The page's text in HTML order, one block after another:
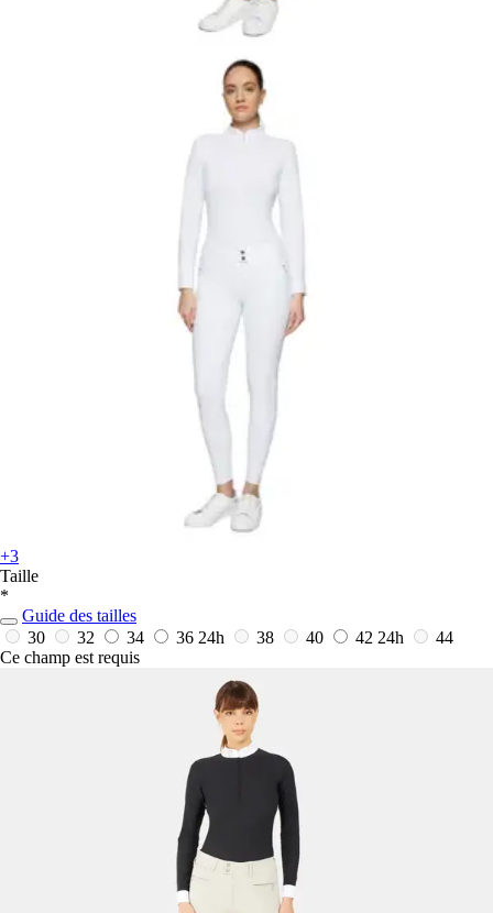
+3
Taille
*
Guide des tailles
30
32 34 36 24h 38 40 42 24h
44
Ce champ est requis